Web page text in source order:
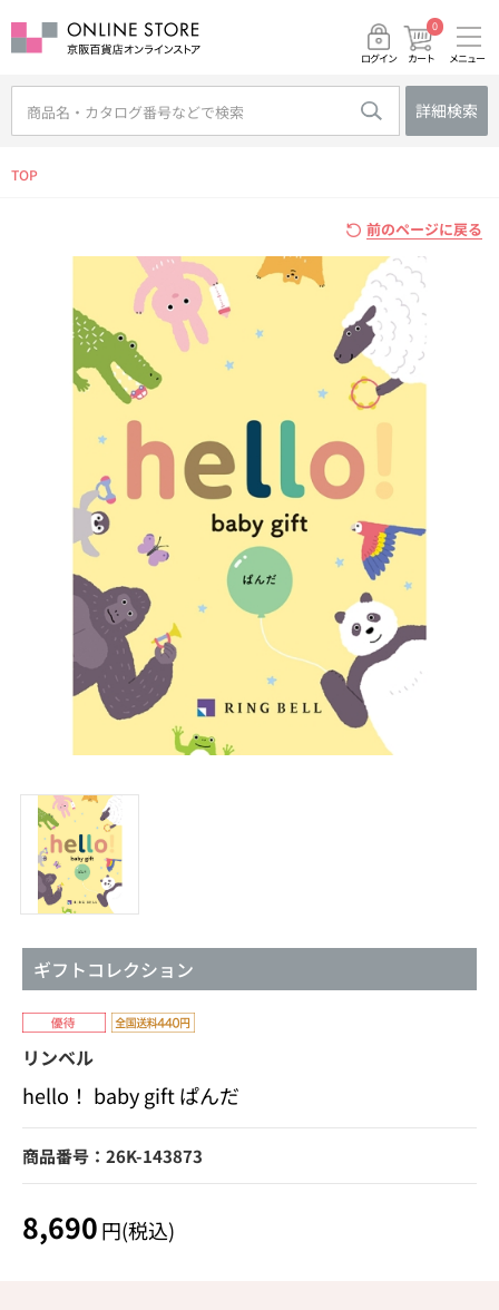
ログイン カート
0
メニュー
詳細検索
TOP
前のページに戻る
ギフトコレクション
リンベル
hello！ baby gift ぱんだ
商品番号：26K-143873
8,690円(税込)